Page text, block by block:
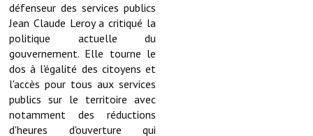
Village culturel
La société musicale de l'Avenir Fressinois
La troupe théâtrale de l'Avenir Fressinois
Les Amis du Patrimoine
L'association du château
défenseur des services publics
Jean Claude Leroy a critiqué la
politique actuelle du
gouvernement. Elle tourne le
dos à l'égalité des citoyens et
l'accès pour tous aux services
publics sur le territoire avec
notamment des réductions
d'heures d'ouverture qui